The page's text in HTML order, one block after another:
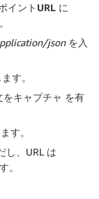
イントURL に
jsonを入
す。
キャプチャ を有
す。
し、URL は
。